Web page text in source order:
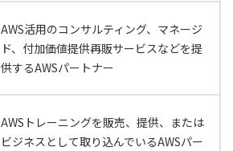
AWS活用のコンサルティング、マネージ
ド、付加価値提供再販サービスなどを提
供するAWSパートナー
AWSトレーニングを販売、提供、または
ビジネスとして取り込んでいるAWSパー